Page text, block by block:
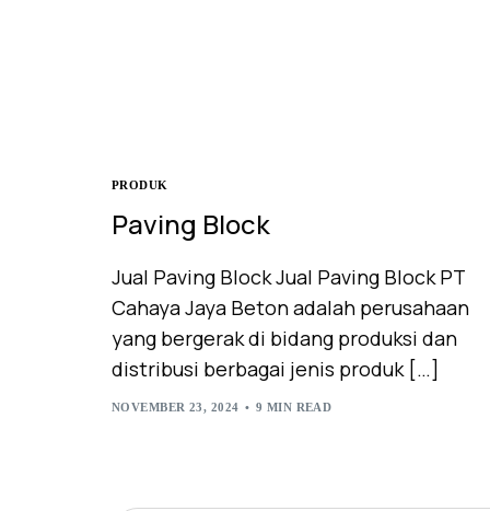
PRODUK
Paving Block
Jual Paving Block Jual Paving Block PT
Cahaya Jaya Beton adalah perusahaan
yang bergerak di bidang produksi dan
distribusi berbagai jenis produk […]
NOVEMBER 23, 2024 9 MIN READ